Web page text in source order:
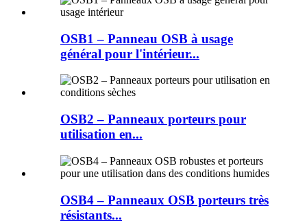
OSB1 – Panneau OSB à usage
général pour l'intérieur...
OSB2 – Panneaux porteurs pour
utilisation en...
OSB4 – Panneaux OSB porteurs très
résistants...